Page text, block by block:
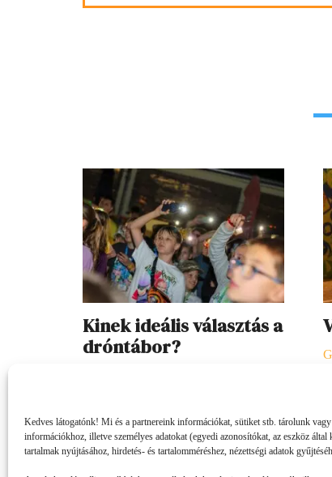
Kedves látogatónk! Mi és a partnereink információkat, sütiket stb. tárolunk
információkhoz, illetve személyes adatokat (egyedi azonosítókat, az eszköz
tartalmak nyújtásához, hirdetés- és tartalomméréshez, nézettségi adatok
Kinek ideális választás a
dróntábor?
kérdés, hogy az adott program illik-e a
gyerek személyiségéhez és